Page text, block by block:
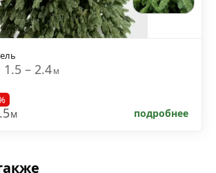
1.5 – 2.4м
м подробнее